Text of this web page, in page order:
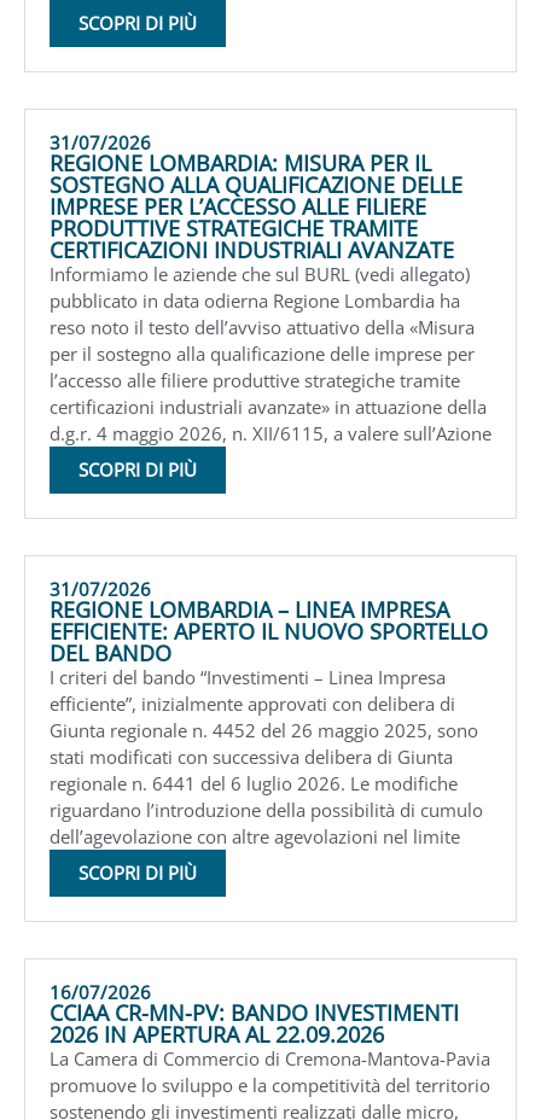
SCOPRI DI PIÙ
31/07/2026
REGIONE LOMBARDIA: MISURA PER IL
SOSTEGNO ALLA QUALIFICAZIONE DELLE
IMPRESE PER L’ACCESSO ALLE FILIERE
PRODUTTIVE STRATEGICHE TRAMITE
CERTIFICAZIONI INDUSTRIALI AVANZATE
Informiamo le aziende che sul BURL (vedi allegato)
pubblicato in data odierna Regione Lombardia ha
reso noto il testo dell’avviso attuativo della «Misura
per il sostegno alla qualificazione delle imprese per
l’accesso alle filiere produttive strategiche tramite
certificazioni industriali avanzate» in attuazione della
d.g.r. 4 maggio 2026, n. XII/6115, a valere sull’Azione
SCOPRI DI PIÙ
31/07/2026
REGIONE LOMBARDIA – LINEA IMPRESA
EFFICIENTE: APERTO IL NUOVO SPORTELLO
DEL BANDO
I criteri del bando “Investimenti – Linea Impresa
efficiente”, inizialmente approvati con delibera di
Giunta regionale n. 4452 del 26 maggio 2025, sono
stati modificati con successiva delibera di Giunta
regionale n. 6441 del 6 luglio 2026. Le modifiche
riguardano l’introduzione della possibilità di cumulo
dell’agevolazione con altre agevolazioni nel limite
SCOPRI DI PIÙ
16/07/2026
CCIAA CR-MN-PV: BANDO INVESTIMENTI
2026 IN APERTURA AL 22.09.2026
La Camera di Commercio di Cremona-Mantova-Pavia
promuove lo sviluppo e la competitività del territorio
sostenendo gli investimenti realizzati dalle micro,